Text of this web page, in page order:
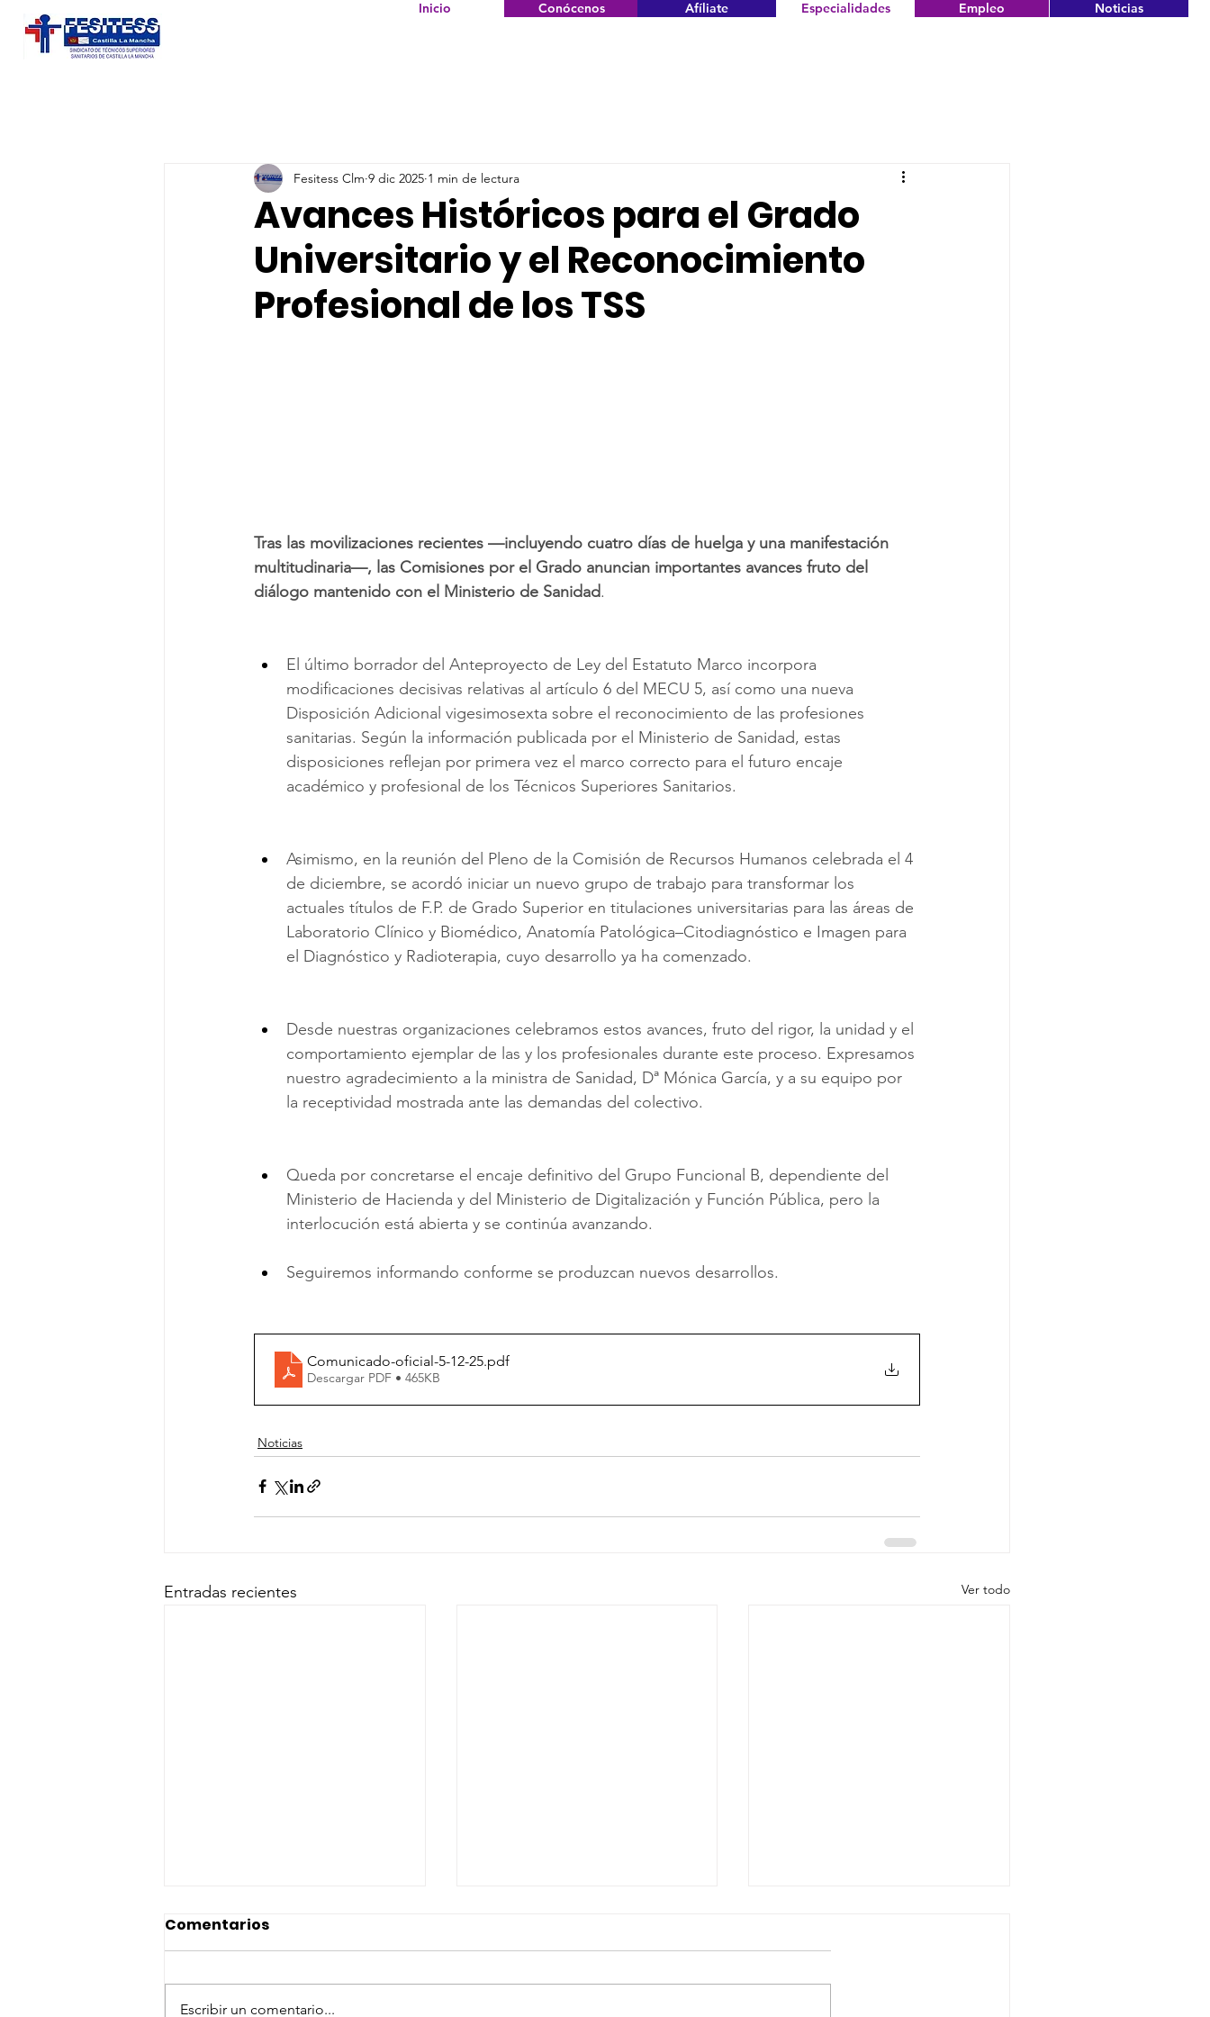
Inicio Conócenos Afíliate Especialidades Empleo Noticias
Avances Históricos para el Grado
Universitario y el Reconocimiento
Profesional de los TSS
Fesitess Clm 9 dic 2025 1 min de lectura
Tras las movilizaciones recientes —incluyendo cuatro días de huelga y una manifestación
multitudinaria—, las Comisiones por el Grado anuncian importantes avances fruto del
diálogo mantenido con el Ministerio de Sanidad.
El último borrador del Anteproyecto de Ley del Estatuto Marco incorpora
modificaciones decisivas relativas al artículo 6 del MECU 5, así como una nueva
Disposición Adicional vigesimosexta sobre el reconocimiento de las profesiones
sanitarias. Según la información publicada por el Ministerio de Sanidad, estas
disposiciones reflejan por primera vez el marco correcto para el futuro encaje
académico y profesional de los Técnicos Superiores Sanitarios.
Asimismo, en la reunión del Pleno de la Comisión de Recursos Humanos celebrada el 4
de diciembre, se acordó iniciar un nuevo grupo de trabajo para transformar los
actuales títulos de F.P. de Grado Superior en titulaciones universitarias para las áreas de
Laboratorio Clínico y Biomédico, Anatomía Patológica–Citodiagnóstico e Imagen para
el Diagnóstico y Radioterapia, cuyo desarrollo ya ha comenzado.
Desde nuestras organizaciones celebramos estos avances, fruto del rigor, la unidad y el
comportamiento ejemplar de las y los profesionales durante este proceso. Expresamos
nuestro agradecimiento a la ministra de Sanidad, Dª Mónica García, y a su equipo por
la receptividad mostrada ante las demandas del colectivo.
Queda por concretarse el encaje definitivo del Grupo Funcional B, dependiente del
Ministerio de Hacienda y del Ministerio de Digitalización y Función Pública, pero la
interlocución está abierta y se continúa avanzando.
Seguiremos informando conforme se produzcan nuevos desarrollos.
Comunicado-oficial-5-12-25.pdf
Descargar PDF • 465KB
Noticias
Entradas recientes Ver todo
Comentarios
Escribir un comentario...